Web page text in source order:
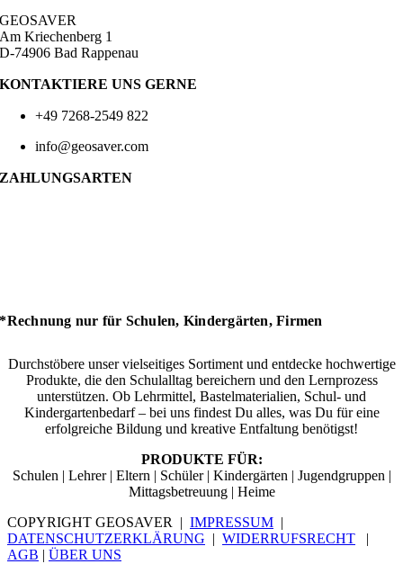
GEOSAVER
Am Kriechenberg 1
D-74906 Bad Rappenau
KONTAKTIERE UNS GERNE
+49 7268-2549 822
info@geosaver.com
ZAHLUNGSARTEN
*Rechnung nur für Schulen, Kindergärten, Firmen
Durchstöbere unser vielseitiges Sortiment und entdecke hochwertige
Produkte, die den Schulalltag bereichern und den Lernprozess
unterstützen. Ob Lehrmittel, Bastelmaterialien, Schul- und
Kindergartenbedarf – bei uns findest Du alles, was Du für eine
erfolgreiche Bildung und kreative Entfaltung benötigst!
PRODUKTE FÜR:
Schulen | Lehrer | Eltern | Schüler | Kindergärten | Jugendgruppen |
Mittagsbetreuung | Heime
COPYRIGHT GEOSAVER | IMPRESSUM |
DATENSCHUTZERKLÄRUNG | WIDERRUFSRECHT |
AGB | ÜBER UNS